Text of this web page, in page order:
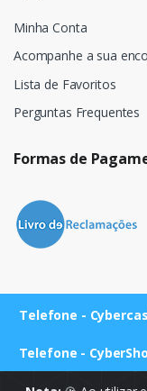
Minha Conta
Acompanhe a sua
Lista de Favoritos
Perguntas Frequentes
Formas de
Telefone -
Telefone -